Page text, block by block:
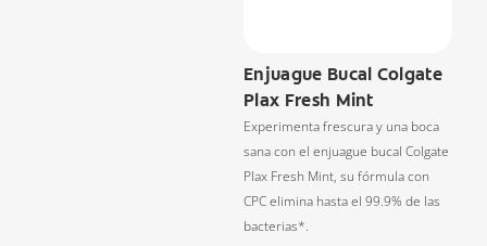
Enjuague Bucal Colgate
Plax Fresh Mint
Experimenta frescura y una boca
sana con el enjuague bucal Colgate
Plax Fresh Mint, su fórmula con
CPC elimina hasta el 99.9% de las
bacterias*.